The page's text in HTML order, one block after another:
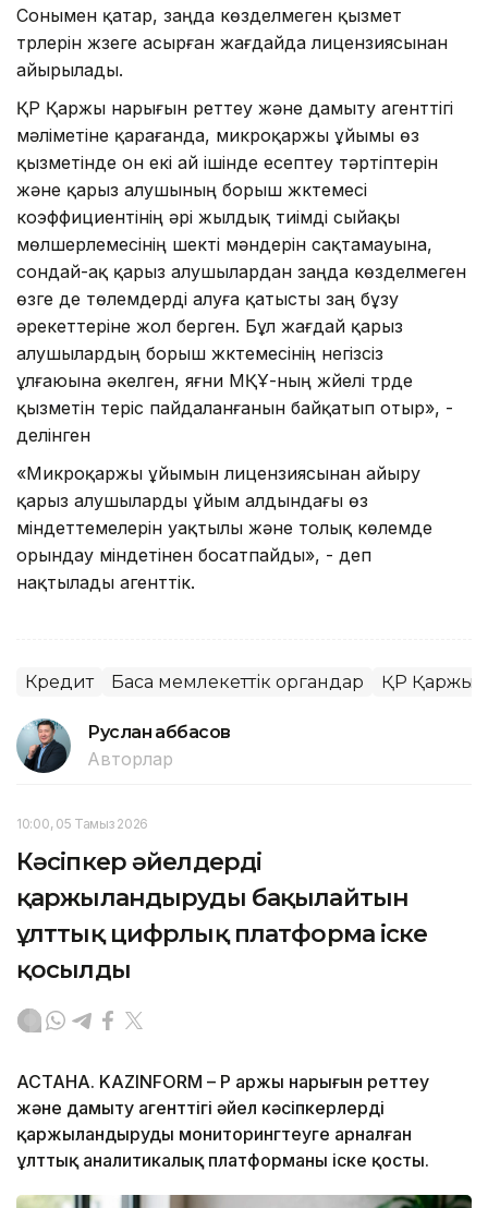
Сонымен қатар, заңда көзделмеген қызмет
түрлерін жүзеге асырған жағдайда лицензиясынан
айырылады.
ҚР Қаржы нарығын реттеу және дамыту агенттігі
мәліметіне қарағанда, микроқаржы ұйымы өз
қызметінде он екі ай ішінде есептеу тәртіптерін
және қарыз алушының борыш жүктемесі
коэффициентінің әрі жылдық тиімді сыйақы
мөлшерлемесінің шекті мәндерін сақтамауына,
сондай-ақ қарыз алушылардан заңда көзделмеген
өзге де төлемдерді алуға қатысты заң бұзу
әрекеттеріне жол берген. Бұл жағдай қарыз
алушылардың борыш жүктемесінің негізсіз
ұлғаюына әкелген, яғни МҚҰ-ның жүйелі түрде
қызметін теріс пайдаланғанын байқатып отыр», -
делінген
«Микроқаржы ұйымын лицензиясынан айыру
қарыз алушыларды ұйым алдындағы өз
міндеттемелерін уақтылы және толық көлемде
орындау міндетінен босатпайды», - деп
нақтылады агенттік.
Кредит Басқа мемлекеттік органдар ҚР Қаржы
Руслан Ғаббасов
Авторлар
10:00, 05 Тамыз 2026
Кәсіпкер әйелдерді
қаржыландыруды бақылайтын
ұлттық цифрлық платформа іске
қосылды
АСТАНА. KAZINFORM – ҚР Қаржы нарығын реттеу
және дамыту агенттігі әйел кәсіпкерлерді
қаржыландыруды мониторингтеуге арналған
ұлттық аналитикалық платформаны іске қосты.